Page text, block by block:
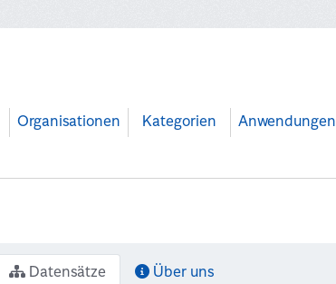
Organisationen Kategorien Anwendungen
Datensätze Über uns